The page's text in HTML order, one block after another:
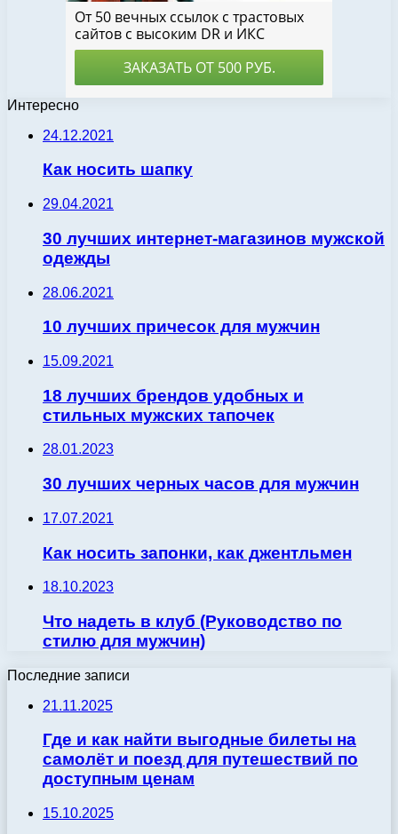
Интересно
24.12.2021
Как носить шапку
29.04.2021
30 лучших интернет-магазинов мужской
одежды
28.06.2021
10 лучших причесок для мужчин
15.09.2021
18 лучших брендов удобных и
стильных мужских тапочек
28.01.2023
30 лучших черных часов для мужчин
17.07.2021
Как носить запонки, как джентльмен
18.10.2023
Что надеть в клуб (Руководство по
стилю для мужчин)
Последние записи
21.11.2025
Где и как найти выгодные билеты на
самолёт и поезд для путешествий по
доступным ценам
15.10.2025